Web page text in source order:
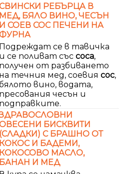
РЕБЪРЦА В
МЕД, БЯЛО ВИНО, ЧЕСЪН
И СОЕВ СОС ПЕЧЕНИ НА
Подреждат се в тавичка
и се поливат със соса,
получен от разбиването
на течния мед, соевия сос,
вино, водата,
пресования чесън и
подправките.
БИСКВИТИ
(СЛАДКИ) С БРАШНО ОТ
КОКОС И БАДЕМИ,
КОКОСОВО МАСЛО,
БАНАН И МЕД